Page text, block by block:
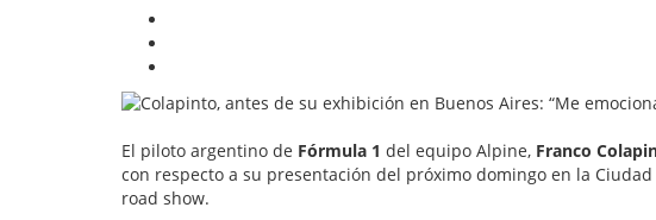
El piloto argentino de Fórmula 1 del equipo Alpine, Franco
con respecto a su presentación del próximo domingo en la
road show.